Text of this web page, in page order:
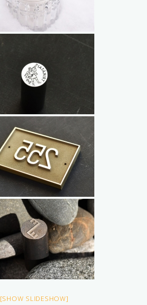
[SHOW SLIDESHOW]